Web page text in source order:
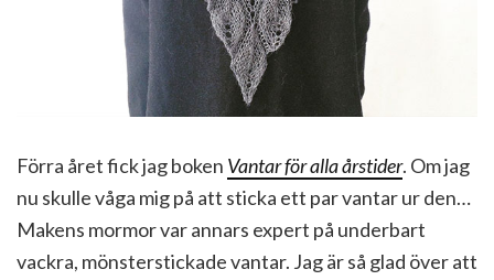
Förra året fick jag boken Vantar för alla årstider. Om jag
nu skulle våga mig på att sticka ett par vantar ur den…
Makens mormor var annars expert på underbart
vackra, mönsterstickade vantar. Jag är så glad över att